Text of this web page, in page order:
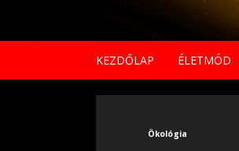
KEZDŐLAP ÉLETMÓD
Ökológia